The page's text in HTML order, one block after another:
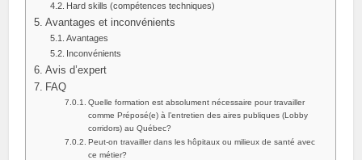
Hard skills (compétences techniques)
Avantages et inconvénients
Avantages
Inconvénients
Avis d’expert
FAQ
Quelle formation est absolument nécessaire pour travailler
comme Préposé(e) à lʼentretien des aires publiques (Lobby
corridors) au Québec?
Peut-on travailler dans les hôpitaux ou milieux de santé avec
ce métier?